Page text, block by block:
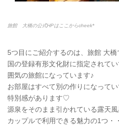
旅館 大橋の公式HPはここからcheek*
5つ目にご紹介するのは、旅館 大
国の登録有形文化財に指定されて
囲気の旅館になっています♪
お部屋はすべて別の作りになって
特別感があります♡
源泉をそのまま引かれている露天
カップルで利用できる魅力の1つ・